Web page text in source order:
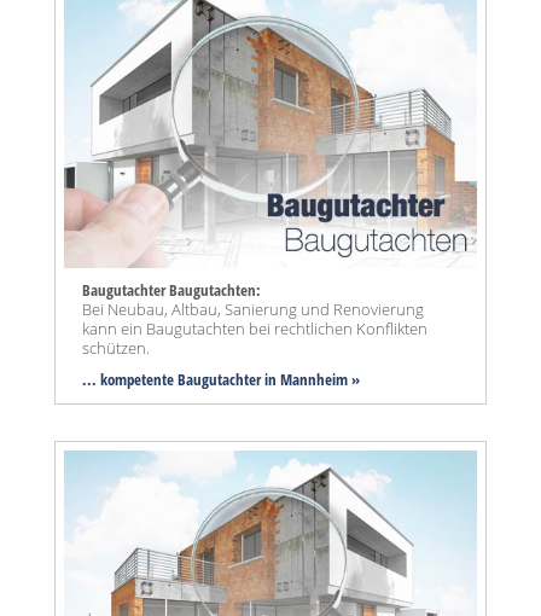
Baugutachter Baugutachten:
Bei Neubau, Altbau, Sanierung und Renovierung
kann ein Baugutachten bei rechtlichen Konflikten
schützen.
... kompetente Baugutachter in Mannheim »